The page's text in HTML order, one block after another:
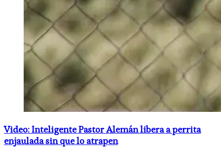
Video: Inteligente Pastor Alemán libera a perrita
enjaulada sin que lo atrapen